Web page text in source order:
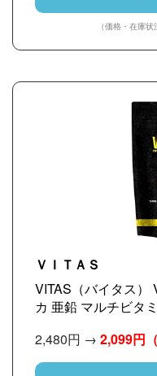
（価格・在庫
ＶＩＴＡＳ
VITAS（バイタス）
カ 亜鉛 マルチビタ
2,480円 → 2,099円